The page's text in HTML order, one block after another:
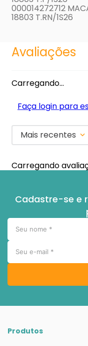
000014272712
18803 T.RN/1S26
Avaliações
Carregando…
Faça login para
Mais recentes
Carregando
Cadastre-se e
Produtos